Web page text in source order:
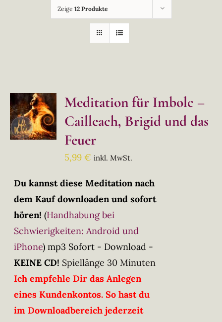
Zeige 12 Produkte
Meditation für Imbolc –
Cailleach, Brigid und das
Feuer
5,99€ inkl. MwSt.
Du kannst diese Meditation nach
dem Kauf downloaden und sofort
hören! (Handhabung bei
Schwierigkeiten: Android und
iPhone) mp3 Sofort - Download -
KEINE CD! Spiellänge 30 Minuten
Ich empfehle Dir das Anlegen
eines Kundenkontos. So hast du
im Downloadbereich jederzeit